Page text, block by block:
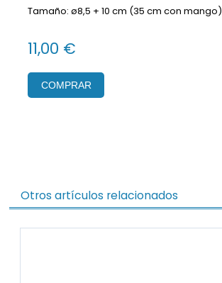
Tamaño: ø8,5 + 10 cm (35 cm con mango)
11,00 €
COMPRAR
Otros artículos relacionados